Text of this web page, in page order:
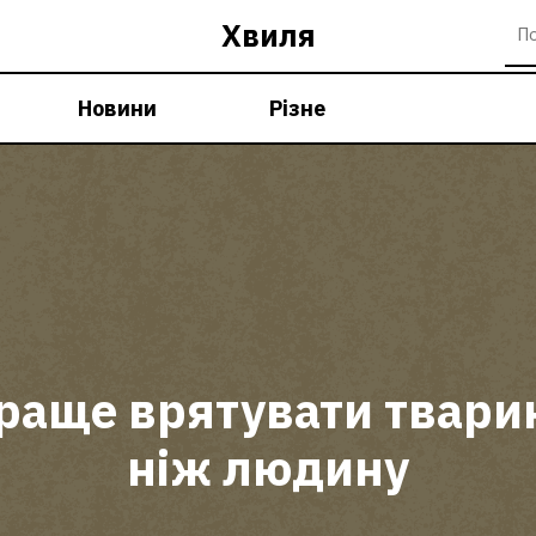
Хвиля
Новини Різне
врятувати
ніж людину